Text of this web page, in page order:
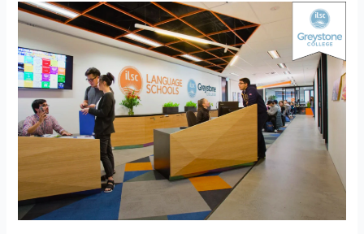
เรียน
ต่อ
สาย
อาชีพ
ที่
ออสเตรเลีย
Greystone
College